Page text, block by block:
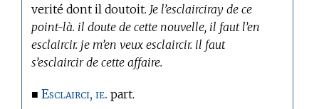
verité dont il doutoit. Je l’esclairciray de ce
point-là. il doute de cette nouvelle, il faut l’en
esclaircir. je m’en veux esclaircir. il faut
s’esclaircir de cette affaire.
■Esclairci, ie. part.